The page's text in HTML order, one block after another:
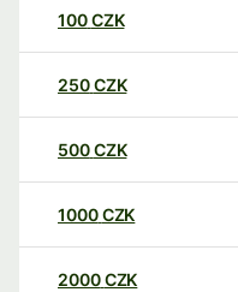
100CZK
250CZK
500CZK
1000CZK
2000CZK